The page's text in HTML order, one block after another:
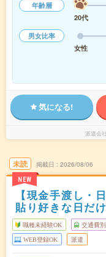
年齢層
20代
男女比率
女性
気になる!
派遣会社
未読
NEW
掲載日 2026/08/06
【現金手渡し・
貼り好きな日だ
職種未経験OK 交通費
WEB登録OK 派遣